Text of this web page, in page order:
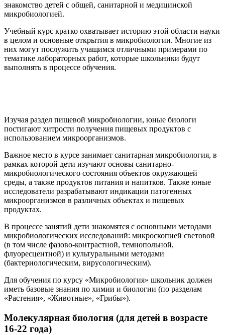
знакомство детей с общей, санитарной и медицинской
микробиологией.
Учебный курс кратко охватывает историю этой области науки
в целом и основные открытия в микробиологии. Многие из
них могут послужить учащимся отличными примерами по
тематике лабораторных работ, которые школьники будут
выполнять в процессе обучения.
Изучая раздел пищевой микробиологии, юные биологи
постигают хитрости получения пищевых продуктов с
использованием микроорганизмов.
Важное место в курсе занимает санитарная микробиология, в
рамках которой дети изучают основы санитарно-
микробиологического состояния объектов окружающей
среды, а также продуктов питания и напитков. Также юные
исследователи разрабатывают индикации патогенных
микроорганизмов в различных объектах и пищевых
продуктах.
В процессе занятий дети знакомятся с основными методами
микробиологических исследований: микроскопией световой
(в том числе фазово-контрастной, темнопольной,
флуоресцентной) и культуральными методами
(бактериологическим, вирусологическим).
Для обучения по курсу «Микробиология» школьник должен
иметь базовые знания по химии и биологии (по разделам
«Растения», «Животные», «Грибы»).
Молекулярная биология (для детей в возрасте
16-22 года)